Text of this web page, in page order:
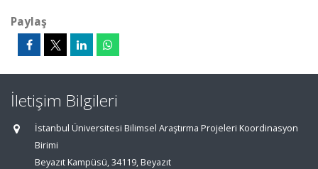
Paylaş
İletişim Bilgileri
İstanbul Üniversitesi Bilimsel Araştırma Projeleri Koordinasyon
Birimi
Beyazıt Kampüsü, 34119, Beyazıt